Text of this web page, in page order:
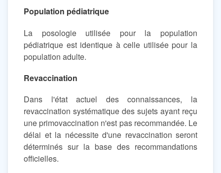
Population pédiatrique
La posologie utilisée pour la population
pédiatrique est identique à celle utilisée pour la
population adulte.
Revaccination
Dans l'état actuel des connaissances, la
revaccination systématique des sujets ayant reçu
une primovaccination n'est pas recommandée. Le
délai et la nécessite d'une revaccination seront
déterminés sur la base des recommandations
officielles.